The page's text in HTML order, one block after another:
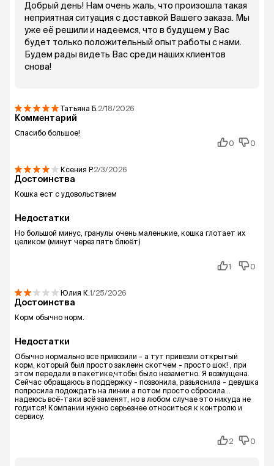
Добрый день! Нам очень жаль, что произошла такая
неприятная ситуация с доставкой Вашего заказа. Мы
уже её решили и надеемся, что в будущем у Вас
будет только положительный опыт работы с нами.
Будем рады видеть Вас среди наших клиентов
снова!
Татьяна Б. 2/18/2026
Комментарий
Спасибо большое!
0
0
Ксения Р.2/3/2026
Достоинства
Кошка ест с удовольствием
Недостатки
Но большой минус, гранулы очень маленькие, кошка глотает их
целиком (минут через пять блюёт)
1 0
Юлия К.1/25/2026
Достоинства
Корм обычно норм.
Недостатки
Обычно нормально все привозили - а тут привезли открытый
корм, который был просто заклеин скотчем - просто шок! , при
этом передали в пакетике,чтобы было незаметно. Я возмущена.
Сейчас обращаюсь в поддержку - позвонила, разьяснила - девушка
попросила подождать на линии а потом просто сбросила...
надеюсь всё-таки всё заменят, но в любом случае это никуда не
годится! Компании нужно серьезнее относиться к контролю и
сервису.
2 0